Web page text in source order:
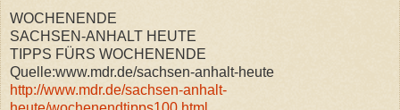
WOCHENENDE
SACHSEN-ANHALT HEUTE
TIPPS FÜRS WOCHENENDE
Quelle:www.mdr.de/sachsen-anhalt-heute
http://www.mdr.de/sachsen-anhalt-